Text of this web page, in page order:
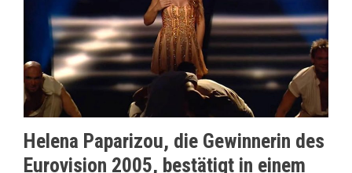
Helena Paparizou, die Gewinnerin des
Eurovision 2005, bestätigt in einem